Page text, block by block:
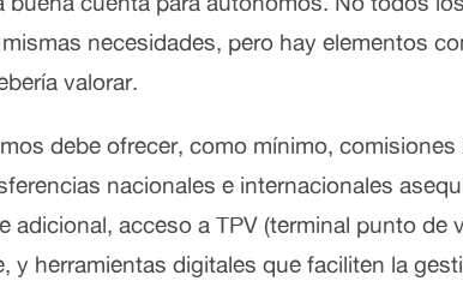
necesidades, pero hay elementos
valorar.
debe ofrecer, como mínimo,
nacionales e internacionales
adicional, acceso a TPV (terminal punto de
y herramientas digitales que faciliten la